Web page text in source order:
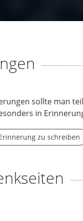
sollte man
in
zu schreiben